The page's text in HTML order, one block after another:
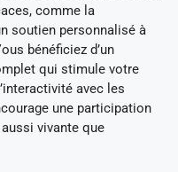
comme la
soutien personnalisé à
bénéficiez d’un
qui stimule votre
avec les
une participation
vivante que